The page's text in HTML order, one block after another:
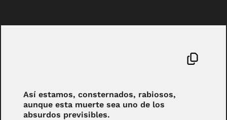
Así estamos, consternados, rabiosos,
aunque esta muerte sea uno de los
absurdos previsibles.